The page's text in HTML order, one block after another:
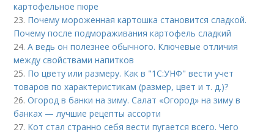
картофельное пюре
23. Почему мороженная картошка становится сладкой.
Почему после подмораживания картофель сладкий
24.А ведь он полезнее обычного. Ключевые отличия
между свойствами напитков
25. По цвету или размеру. Как в "1С:УНФ" вести учет
товаров по характеристикам (размер, цвет и т. д.)?
26.Огород в банки на зиму. Салат «Огород» на зиму в
банках — лучшие рецепты ассорти
27. Кот стал странно себя вести пугается всего. Чего